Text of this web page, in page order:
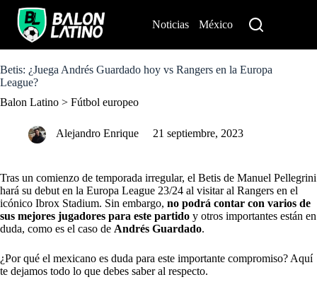
o
c
n
Noticias México
Betis: ¿Juega Andrés Guardado hoy vs Rangers en la Europa
League?
Balon Latino > Fútbol europeo
Alejandro Enrique 21 septiembre, 2023
Tras un comienzo de temporada irregular, el Betis de Manuel Pellegrini
hará su debut en la Europa League 23/24 al visitar al Rangers en el
icónico Ibrox Stadium. Sin embargo, no podrá contar con varios de
sus mejores jugadores para este partido y otros importantes están en
duda, como es el caso de Andrés Guardado.
¿Por qué el mexicano es duda para este importante compromiso? Aquí
te dejamos todo lo que debes saber al respecto.